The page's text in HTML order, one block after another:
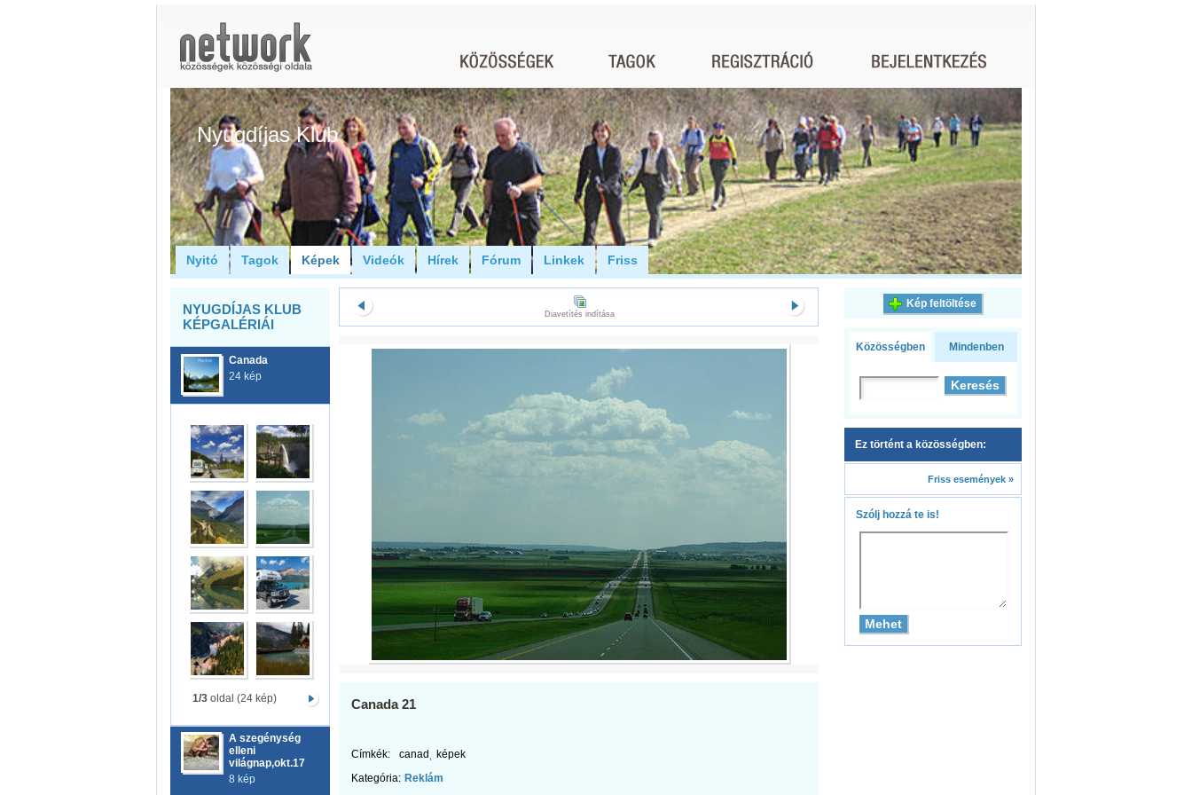
Nyugdíjas Klub
Nyitó Tagok Képek Videók Hírek Fórum Linkek Friss
NYUGDÍJAS KLUB
KÉPGALÉRIÁI
Canada
24 kép
1/3oldal (24 kép)
A szegénység
elleni
világnap,okt.17
8 kép
Diavetítés indítása
Canada 21
Címkék: canad
képek
Kategória: Reklám
Kép feltöltése
Közösségben Mindenben
Ez történt a közösségben:
Friss események »
Szólj hozzá te is!